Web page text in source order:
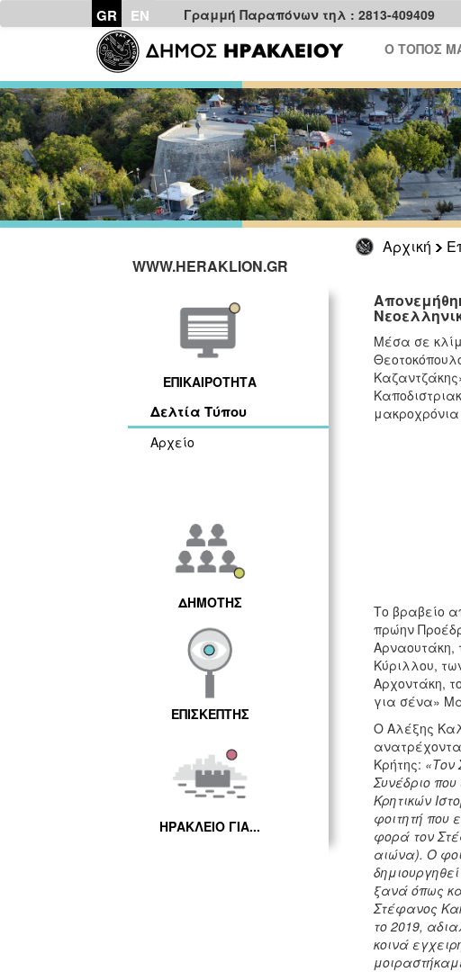
GR EN Γραμμή Παραπόνων τηλ : 2813-409409
Ο ΤΟΠΟΣ
Αρχική
WWW.HERAKLION.GR
ΕΠΙΚΑΙΡΟΤΗΤΑ
Δελτία Τύπου
Αρχείο
ΔΗΜΟΤΗΣ
ΕΠΙΣΚΕΠΤΗΣ
ΗΡΑΚΛΕΙΟ ΓΙΑ...
Μέσα σε
Το βραβείο
πρώην
Αρναουτάκη,
Κύριλλου,
Αρχοντάκη,
για σένα»
Ο Αλέξης
Κρήτης: «Τον
Συνέδριο
Κρητικών
φοιτητή που
φορά τον
αιώνα). Ο
ξανά όπως
Στέφανος
το 2019,
κοινά